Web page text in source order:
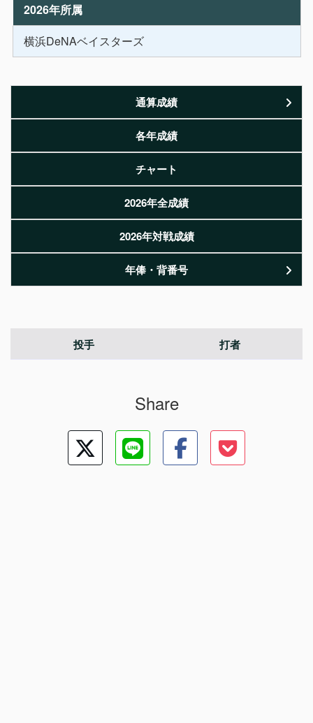
2026年所属
横浜DeNAベイスターズ
通算成績
各年成績
チャート
2026年全成績
2026年対戦成績
年俸・背番号
投手 打者
Share